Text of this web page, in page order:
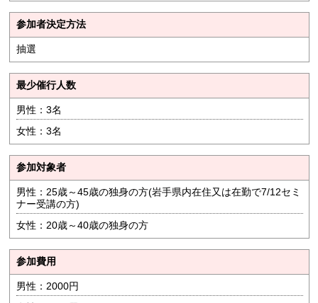
参加者決定方法
抽選
最少催行人数
男性：3名
女性：3名
参加対象者
男性：25歳～45歳の独身の方(岩手県内在住又は在勤で7/12セミ
ナー受講の方)
女性：20歳～40歳の独身の方
参加費用
男性：2000円